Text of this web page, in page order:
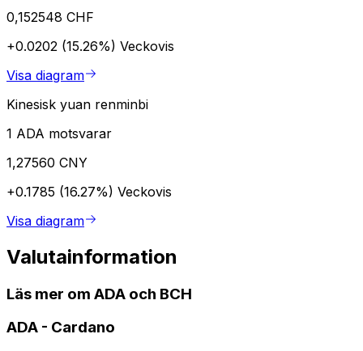
0,152548 CHF
+0.0202 (15.26%) Veckovis
Visa diagram
Kinesisk yuan renminbi
1 ADA motsvarar
1,27560 CNY
+0.1785 (16.27%) Veckovis
Visa diagram
Valutainformation
Läs mer om ADA och BCH
ADA - Cardano